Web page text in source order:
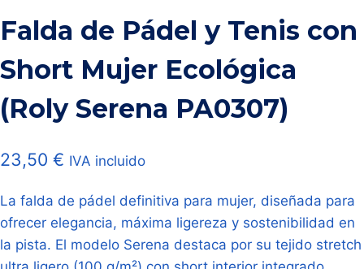
Falda de Pádel y Tenis con
Short Mujer Ecológica
(Roly Serena PA0307)
23,50 € IVA incluido
La falda de pádel definitiva para mujer, diseñada para
ofrecer elegancia, máxima ligereza y sostenibilidad en
la pista. El modelo Serena destaca por su tejido stretch